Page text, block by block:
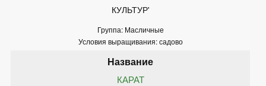
КУЛЬТУР'
Группа: Масличные
Условия выращивания: садово
КАРАТ